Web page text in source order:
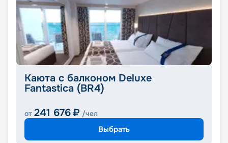
Каюта с балконом Deluxe
Fantastica (BR4)
от 241 676 ₽ /чел
Выбрать